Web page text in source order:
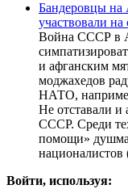
Бандеровцы на
участвовали на
Война СССР в
и афганским
моджахедов
НАТО,
Не отставали и
СССР. Среди
помощи»
Войти, используя: